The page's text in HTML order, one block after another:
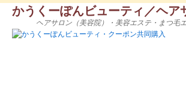
かうくーぽんビューティ／ヘ
ヘアサロン（美容院）・美容エステ・まつ毛